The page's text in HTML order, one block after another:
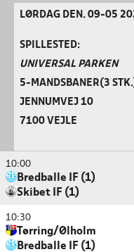
LØRDAG DEN. 09-05
SPILLESTED:
UNIVERSAL PARKEN
5-MANDSBANER(3
JENNUMVEJ 10
7100 VEJLE
10:00
Bredballe IF (1)
Skibet IF (1)
10:30
Tørring/Ølholm
Bredballe IF (1)